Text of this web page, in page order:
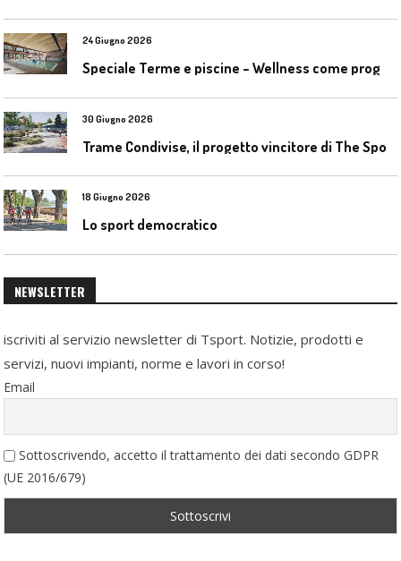
24 Giugno 2026
30 Giugno 2026
18 Giugno 2026
Lo sport democratico
NEWSLETTER
iscriviti al servizio newsletter di Tsport. Notizie, prodotti e
servizi, nuovi impianti, norme e lavori in corso!
Email
Sottoscrivendo, accetto il trattamento dei dati secondo GDPR
(UE 2016/679)